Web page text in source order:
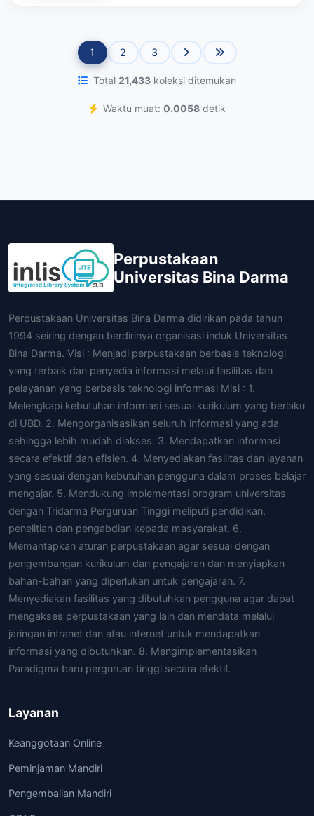
1 2 3
Total 21,433 koleksi ditemukan
Waktu muat: 0.0058detik
Perpustakaan
Universitas Bina Darma
Perpustakaan Universitas Bina Darma didirikan pada tahun
1994 seiring dengan berdirinya organisasi induk Universitas
Bina Darma. Visi : Menjadi perpustakaan berbasis teknologi
yang terbaik dan penyedia informasi melalui fasilitas dan
pelayanan yang berbasis teknologi informasi Misi : 1.
Melengkapi kebutuhan informasi sesuai kurikulum yang berlaku
di UBD. 2. Mengorganisasikan seluruh informasi yang ada
sehingga lebih mudah diakses. 3. Mendapatkan informasi
secara efektif dan efisien. 4. Menyediakan fasilitas dan layanan
yang sesuai dengan kebutuhan pengguna dalam proses belajar
mengajar. 5. Mendukung implementasi program universitas
dengan Tridarma Perguruan Tinggi meliputi pendidikan,
penelitian dan pengabdian kepada masyarakat. 6.
Memantapkan aturan perpustakaan agar sesuai dengan
pengembangan kurikulum dan pengajaran dan menyiapkan
bahan-bahan yang diperlukan untuk pengajaran. 7.
Menyediakan fasilitas yang dibutuhkan pengguna agar dapat
mengakses perpustakaan yang lain dan mendata melalui
jaringan intranet dan atau internet untuk mendapatkan
informasi yang dibutuhkan. 8. Mengimplementasikan
Paradigma baru perguruan tinggi secara efektif.
Layanan
Keanggotaan Online
Peminjaman Mandiri
Pengembalian Mandiri